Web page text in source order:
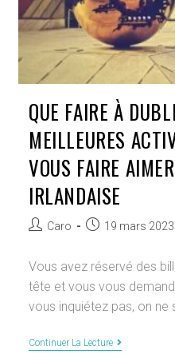
QUE FAIRE À
MEILLEURES
VOUS FAIRE
IRLANDAISE
Auteur/autrice
publication :
Caro
Publication
19 mars 2023
Vous avez réservé des
tête et vous vous
vous inquiétez pas, on ne
Continuer La LectureQue